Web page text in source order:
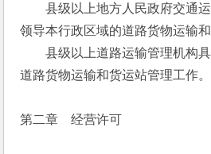
县级以上地方人民政府交通运
领导本行政区域的道路货物运输
县级以上道路运输管理机构具
道路货物运输和货运站管理工作。
第二章　经营许可